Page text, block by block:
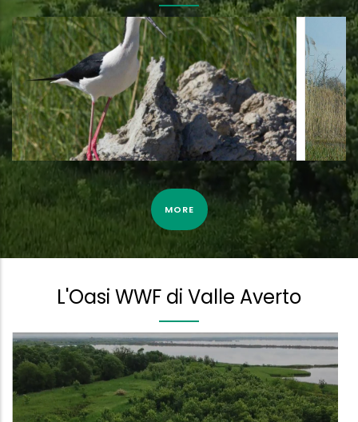
Tarabuso ripreso dalla fototrappola il 3 Aprile 2022
MORE
L'Oasi WWF di Valle Averto